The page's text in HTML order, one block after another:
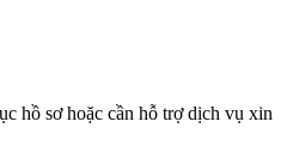
hồ sơ hoặc cần hỗ trợ dịch vụ xin